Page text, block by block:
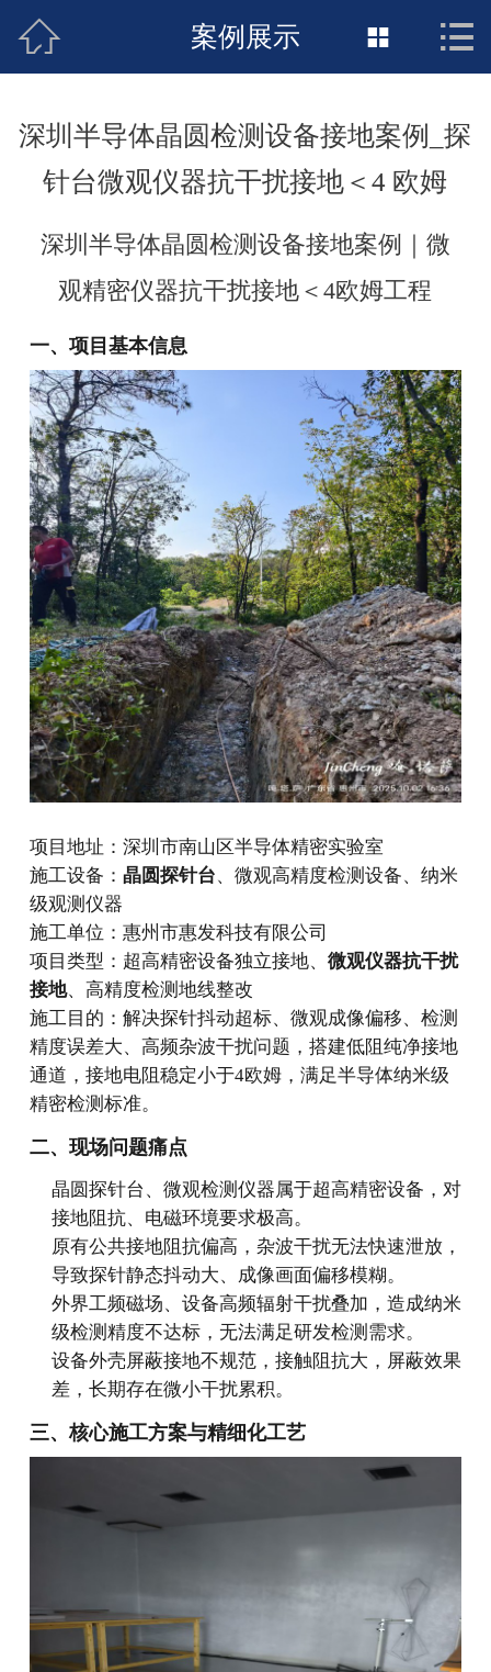
 接地工程首页
新闻动态
联络惠发
 案例展示  
深圳半导体晶圆检测设备接地案例_探
针台微观仪器抗干扰接地＜4 欧姆
深圳半导体晶圆检测设备接地案例｜微
观精密仪器抗干扰接地＜4欧姆工程
一、项目基本信息
项目地址：深圳市南山区半导体精密实验室
施工设备： 晶圆探针台、微观高精度检测设备、纳米
级观测仪器
施工单位：惠州市惠发科技有限公司
项目类型：超高精密设备独立接地、 微观仪器抗干扰
接地、高精度检测地线整改
施工目的：解决探针抖动超标、微观成像偏移、检测
精度误差大、高频杂波干扰问题，搭建低阻纯净接地
通道，接地电阻稳定小于4欧姆，满足半导体纳米级
精密检测标准。
二、现场问题痛点
晶圆探针台、微观检测仪器属于超高精密设备，对
接地阻抗、电磁环境要求极高。
原有公共接地阻抗偏高，杂波干扰无法快速泄放，
导致探针静态抖动大、成像画面偏移模糊。
外界工频磁场、设备高频辐射干扰叠加，造成纳米
级检测精度不达标，无法满足研发检测需求。
设备外壳屏蔽接地不规范，接触阻抗大，屏蔽效果
差，长期存在微小干扰累积。
三、核心施工方案与精细化工艺